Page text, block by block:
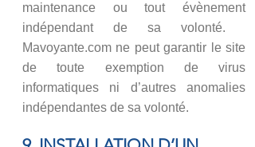
maintenance ou tout évènement
indépendant de sa volonté. ​​​​​​
Mavoyante.com ne peut garantir le site
de toute exemption de virus
informatiques ni d’autres anomalies
indépendantes de sa volonté.